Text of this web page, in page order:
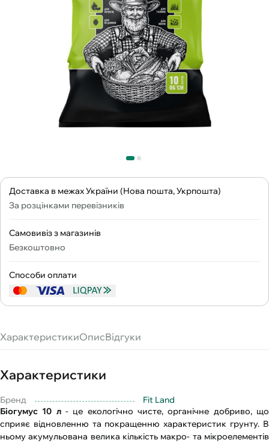
Доставка в межах України (Нова пошта, Укрпошта)
За розцінками перевізників
Самовивіз з магазинів
Безкоштовно
Способи оплати
ХарактеристикиОписВідгуки
Характеристики
Бренд
Fit Land
Біогумус 10 л- це екологічно чисте, органічне добриво, що
сприяє відновленню та покращенню характеристик грунту. В
ньому акумульована велика кількість макро- та мікроелементів